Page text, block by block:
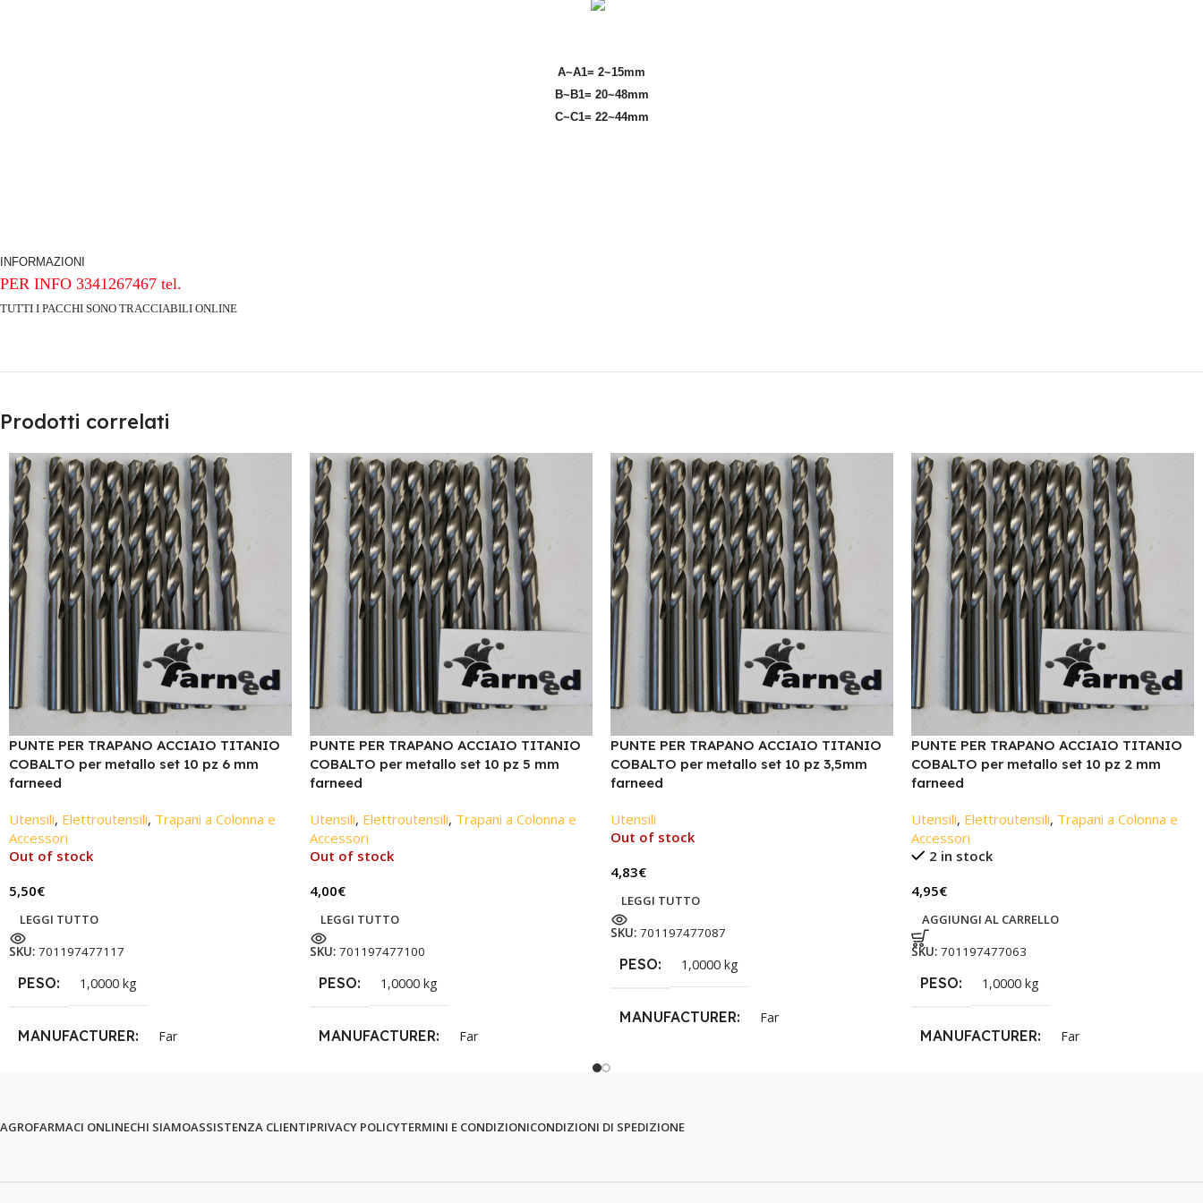
A~A1= 2~15mm
B~B1= 20~48mm
C~C1= 22~44mm
INFORMAZIONI
PER INFO 3341267467 tel.
TUTTI I PACCHI SONO TRACCIABILI ONLINE
Prodotti correlati
PUNTE PER TRAPANO ACCIAIO TITANIO
COBALTO per metallo set 10 pz 6 mm
farneed
Utensili, Elettroutensili, Trapani a Colonna e
Accessori
Out of stock
5,50€
LEGGI TUTTO
SKU: 701197477117
PESO 1,0000 kg
MANUFACTURER Far
PUNTE PER TRAPANO ACCIAIO TITANIO
COBALTO per metallo set 10 pz 5 mm
farneed
Utensili, Elettroutensili, Trapani a Colonna e
Accessori
Out of stock
4,00€
LEGGI TUTTO
SKU: 701197477100
PESO 1,0000 kg
MANUFACTURER Far
PUNTE PER TRAPANO ACCIAIO TITANIO
COBALTO per metallo set 10 pz 3,5mm
farneed
Utensili
Out of stock
4,83€
LEGGI TUTTO
SKU: 701197477087
PESO 1,0000 kg
MANUFACTURER Far
PUNTE PER TRAPANO ACCIAIO TITANIO
COBALTO per metallo set 10 pz 2 mm
farneed
Utensili, Elettroutensili, Trapani a Colonna e
Accessori
2 in stock
4,95€
AGGIUNGI AL CARRELLO
SKU: 701197477063
PESO 1,0000 kg
MANUFACTURER Far
AGROFARMACI ONLINECHI SIAMOASSISTENZA CLIENTIPRIVACY POLICYTERMINI E CONDIZIONICONDIZIONI DI SPEDIZIONE